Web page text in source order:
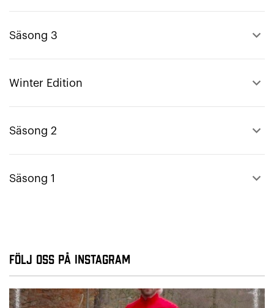
Säsong 3 keyboard_arrow_up
Winter Edition keyboard_arrow_up
Säsong 2 keyboard_arrow_up
Säsong 1 keyboard_arrow_up
Följ oss på Instagram